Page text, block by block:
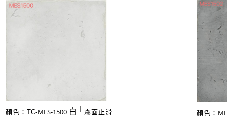
顏色： TC-MES-1500 白 霧面止滑
顏色：